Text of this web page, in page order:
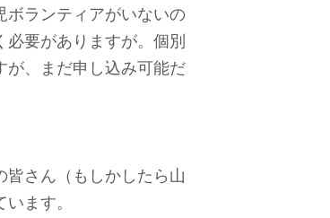
ボランティアがいないの
要がありますが。個別
が、まだ申し込み可能だ
さん（もしかしたら山
ます。